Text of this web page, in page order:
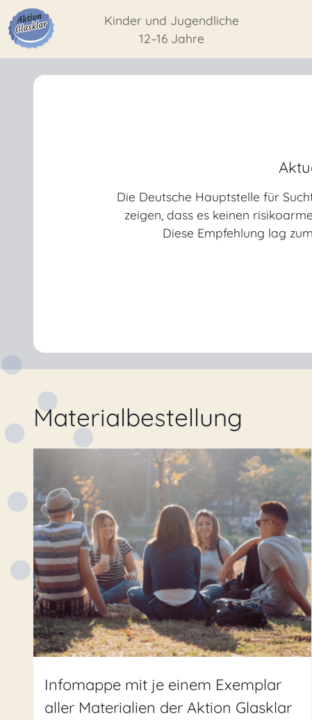
Kinder und Jugendliche
12–16 Jahre
Die Deutsche Hauptstelle für
zeigen, dass es keinen
Diese Empfehlung lag
Materialbestellung
Infomappe mit je einem Exemplar
aller Materialien der Aktion Glasklar